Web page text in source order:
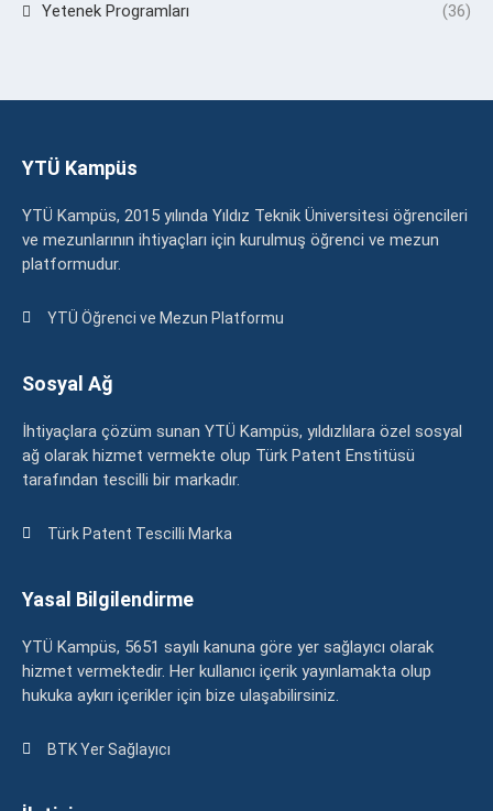
Yetenek Programları (36)
YTÜ Kampüs
YTÜ Kampüs, 2015 yılında Yıldız Teknik Üniversitesi öğrencileri
ve mezunlarının ihtiyaçları için kurulmuş öğrenci ve mezun
platformudur.
YTÜ Öğrenci ve Mezun Platformu
Sosyal Ağ
İhtiyaçlara çözüm sunan YTÜ Kampüs, yıldızlılara özel sosyal
ağ olarak hizmet vermekte olup Türk Patent Enstitüsü
tarafından tescilli bir markadır.
Türk Patent Tescilli Marka
Yasal Bilgilendirme
YTÜ Kampüs, 5651 sayılı kanuna göre yer sağlayıcı olarak
hizmet vermektedir. Her kullanıcı içerik yayınlamakta olup
hukuka aykırı içerikler için bize ulaşabilirsiniz.
BTK Yer Sağlayıcı